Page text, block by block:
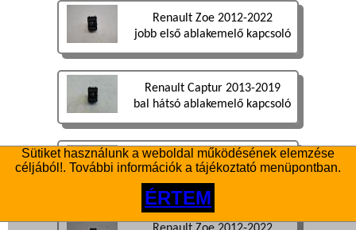
Sütiket használunk a weboldal működésének elemzése
céljából!. További információk a tájékoztató menüpontban.
ÉRTEM
Renault Zoe 2012-2022
jobb első ablakemelő kapcsoló
Renault Captur 2013-2019
bal hátsó ablakemelő kapcsoló
Renault Captur 2013-2019
jobb hátsó ablakemelő kapcsoló